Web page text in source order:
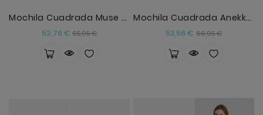
Mochila Cuadrada Muse Anekke
52,76 € Precio
65,95 €Precio
Mochila Cuadrada Anekke Muse
53,56 € Precio
66,95 €Precio